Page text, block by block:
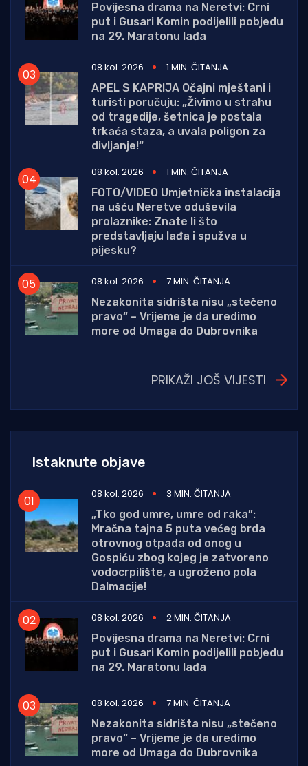
Povijesna drama na Neretvi: Crni
put i Gusari Komin podijelili pobjedu
na 29. Maratonu lađa
08 kol. 2026
1 MIN. ČITANJA
APEL S KAPRIJA Očajni mještani i
turisti poručuju: „Živimo u strahu
od tragedije, šetnica je postala
trkaća staza, a uvala poligon za
divljanje!“
08 kol. 2026
1 MIN. ČITANJA
FOTO/VIDEO Umjetnička instalacija
na ušću Neretve oduševila
prolaznike: Znate li što
predstavljaju lađa i spužva u
pijesku?
08 kol. 2026
7 MIN. ČITANJA
Nezakonita sidrišta nisu „stečeno
pravo“ – Vrijeme je da uredimo
more od Umaga do Dubrovnika
PRIKAŽI JOŠ VIJESTI
Istaknute objave
08 kol. 2026
3 MIN. ČITANJA
„Tko god umre, umre od raka”:
Mračna tajna 5 puta većeg brda
otrovnog otpada od onog u
Gospiću zbog kojeg je zatvoreno
vodocrpilište, a ugroženo pola
Dalmacije!
08 kol. 2026
2 MIN. ČITANJA
Povijesna drama na Neretvi: Crni
put i Gusari Komin podijelili pobjedu
na 29. Maratonu lađa
08 kol. 2026
7 MIN. ČITANJA
Nezakonita sidrišta nisu „stečeno
pravo“ – Vrijeme je da uredimo
more od Umaga do Dubrovnika